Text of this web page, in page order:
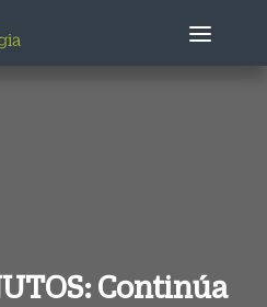
Continúa